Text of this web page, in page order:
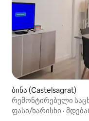
ბინა (Castelsagrat)
რემონტირებული
საუკუნეების
ფასი/ხარისხი ·